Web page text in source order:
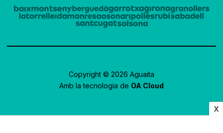
X
Copyright © 2026 Aguaita
Amb la tecnologia de OA Cloud